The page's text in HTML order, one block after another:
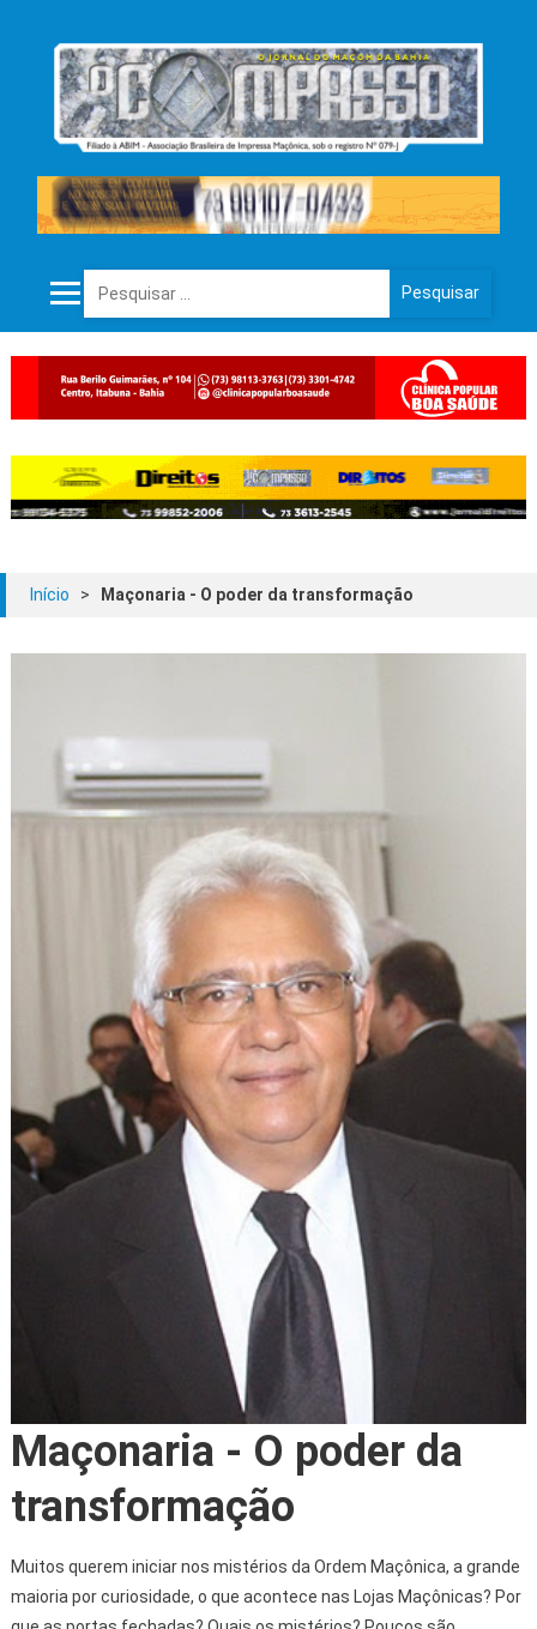
Pesquisar por:
Início > Maçonaria - O poder da transformação
Maçonaria - O poder da
transformação
Muitos querem iniciar nos mistérios da Ordem Maçônica, a grande
maioria por curiosidade, o que acontece nas Lojas Maçônicas? Por